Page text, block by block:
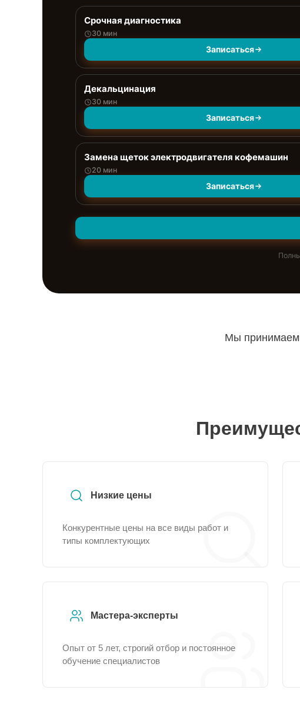
Срочная диагностика
30 мин
Записаться
Декальцинация
30 мин
Записаться
Замена щеток электродвигателя кофемашин
20 мин
Записаться
Мы принимаем
Низкие цены
Конкурентные цены на все виды работ и
типы комплектующих
Мастера-эксперты
Опыт от 5 лет, строгий отбор и постоянное
обучение специалистов